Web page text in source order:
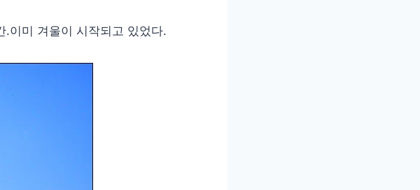
이미 겨울이 시작되고 있었다.